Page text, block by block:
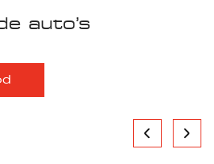
auto’s